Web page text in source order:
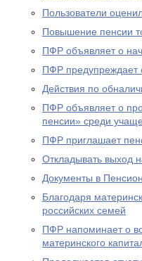
Пользователи
Повышение пенсии
ПФР объявляет о
ПФР предупреждает
Действия по
ПФР объявляет о
пенсии» среди
ПФР приглашает
Откладывать выход
Документы в
Благодаря
российских семей
ПФР напоминает о
материнского